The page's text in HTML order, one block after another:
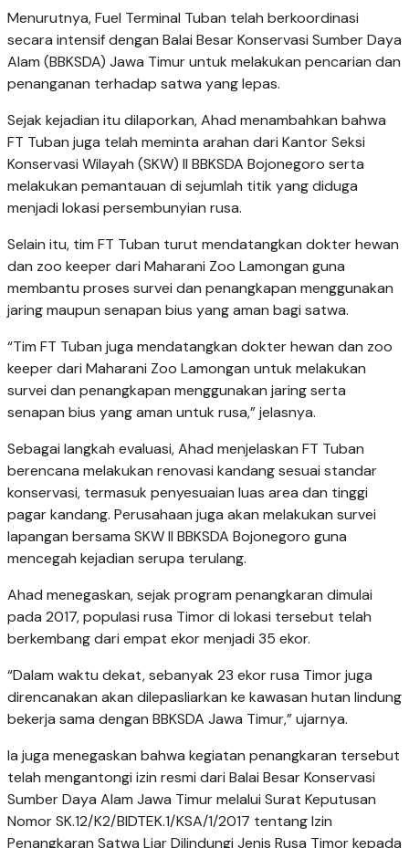
Menurutnya, Fuel Terminal Tuban telah berkoordinasi
secara intensif dengan Balai Besar Konservasi Sumber Daya
Alam (BBKSDA) Jawa Timur untuk melakukan pencarian dan
penanganan terhadap satwa yang lepas.
Sejak kejadian itu dilaporkan, Ahad menambahkan bahwa
FT Tuban juga telah meminta arahan dari Kantor Seksi
Konservasi Wilayah (SKW) II BBKSDA Bojonegoro serta
melakukan pemantauan di sejumlah titik yang diduga
menjadi lokasi persembunyian rusa.
Selain itu, tim FT Tuban turut mendatangkan dokter hewan
dan zoo keeper dari Maharani Zoo Lamongan guna
membantu proses survei dan penangkapan menggunakan
jaring maupun senapan bius yang aman bagi satwa.
“Tim FT Tuban juga mendatangkan dokter hewan dan zoo
keeper dari Maharani Zoo Lamongan untuk melakukan
survei dan penangkapan menggunakan jaring serta
senapan bius yang aman untuk rusa,” jelasnya.
Sebagai langkah evaluasi, Ahad menjelaskan FT Tuban
berencana melakukan renovasi kandang sesuai standar
konservasi, termasuk penyesuaian luas area dan tinggi
pagar kandang. Perusahaan juga akan melakukan survei
lapangan bersama SKW II BBKSDA Bojonegoro guna
mencegah kejadian serupa terulang.
Ahad menegaskan, sejak program penangkaran dimulai
pada 2017, populasi rusa Timor di lokasi tersebut telah
berkembang dari empat ekor menjadi 35 ekor.
“Dalam waktu dekat, sebanyak 23 ekor rusa Timor juga
direncanakan akan dilepasliarkan ke kawasan hutan lindung
bekerja sama dengan BBKSDA Jawa Timur,” ujarnya.
Ia juga menegaskan bahwa kegiatan penangkaran tersebut
telah mengantongi izin resmi dari Balai Besar Konservasi
Sumber Daya Alam Jawa Timur melalui Surat Keputusan
Nomor SK.12/K2/BIDTEK.1/KSA/1/2017 tentang Izin
Penangkaran Satwa Liar Dilindungi Jenis Rusa Timor kepada